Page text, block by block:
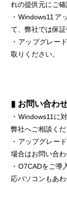
れの提供元にご確
・Windows11
て、弊社では保証
・アップグレー
取りください。
▮ お問い合わ
・Windows11に
弊社へご相談くだ
・アップグレー
場合はお問い合わ
・O7CADをご導
応パソコンもあ